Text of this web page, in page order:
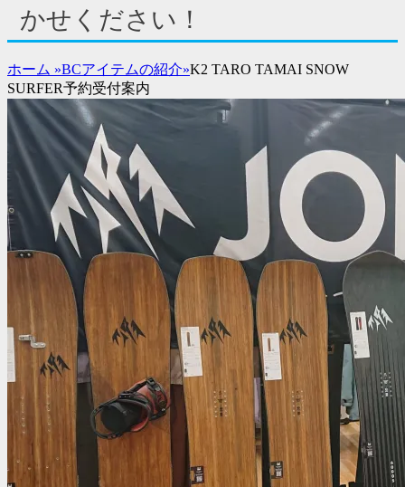
テ
ン
ツ
を
表
示
かせください！
ホーム »BCアイテムの紹介»K2 TARO TAMAI SNOW
SURFER予約受付案内